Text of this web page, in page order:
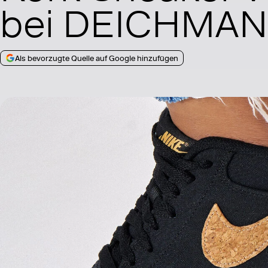
bei
Als bevorzugte Quelle auf Google hinzufügen